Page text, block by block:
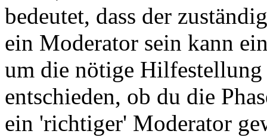
bedeutet, dass der
ein Moderator sein kann
um die nötige
entschieden, ob du die
ein 'richtiger' Moderator